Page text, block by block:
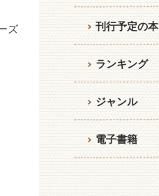
ズ 刊行予定の本
ランキング
ジャンル
電子書籍